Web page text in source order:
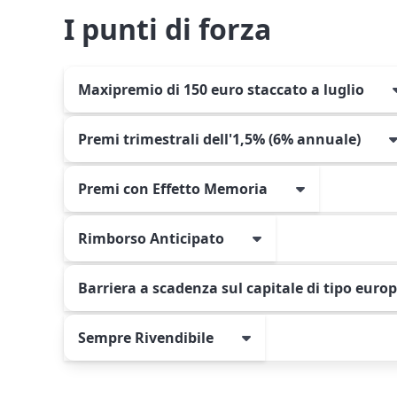
I punti di forza
Maxipremio di 150 euro staccato a luglio
Premi trimestrali dell'1,5% (6% annuale)
Premi con Effetto Memoria
Rimborso Anticipato
Barriera a scadenza sul capitale di tipo
Sempre Rivendibile